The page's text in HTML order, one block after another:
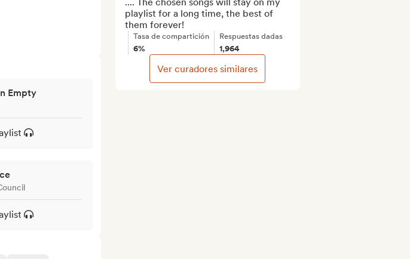
Empty
playlist for a long time, the best of
them forever!
Tasa de compartición
6%
Respuestas dadas
1,964
Ver curadores similares